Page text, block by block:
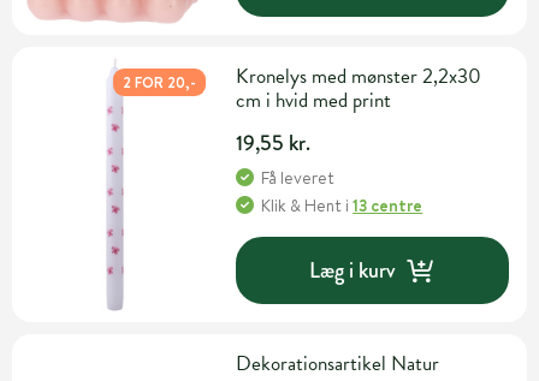
2 FOR 20,-
Kronelys med mønster 2,2x30
cm i hvid med print
19,55 kr.
Få leveret
Klik & Hent i13 centre
Læg i kurv
Dekorationsartikel Natur